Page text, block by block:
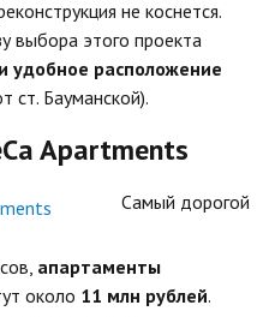
не коснется.
выбора этого проекта
удобное расположение
ст. Бауманской).
Apartments
Самый дорогой
апартаменты
около 11 млн рублей.